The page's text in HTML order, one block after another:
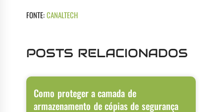
FONTE:CANALTECH
POSTS RELACIONADOS
Como proteger a camada de
armazenamento de cópias de segurança